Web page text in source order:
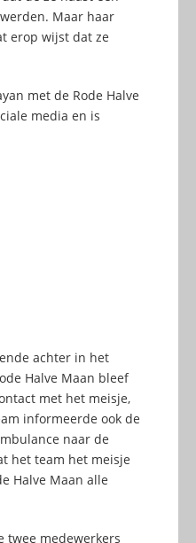
Maar haar
erop wijst dat ze
met de Rode Halve
media en is
achter in het
Halve Maan bleef
met het meisje,
informeerde ook de
naar de
het team het meisje
Halve Maan alle
twee medewerkers